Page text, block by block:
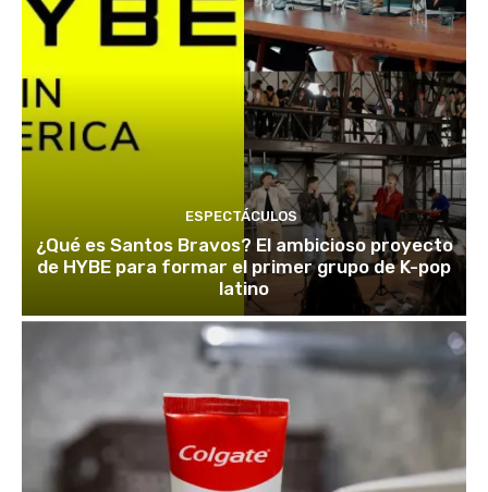
ESPECTÁCULOS
¿Qué es Santos Bravos? El ambicioso proyecto
de HYBE para formar el primer grupo de K-pop
latino